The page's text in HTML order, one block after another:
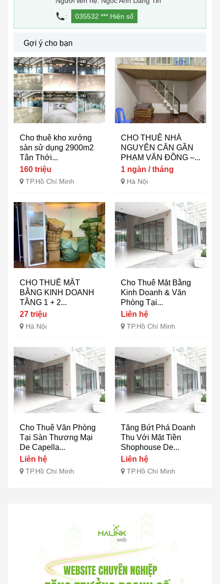
:
035532 *** Hiện số
Gợi ý cho bạn
Cho thuê kho xưởng
sàn sử dụng 2900m2
Tân Thới...
160 triệu
TP.Hồ Chí Minh
CHO THUÊ NHÀ
NGUYÊN CĂN GẦN
PHẠM VĂN ĐỒNG –...
1 ngàn / tháng
Hà Nội
CHO THUÊ MẶT
BẰNG KINH DOANH
TẦNG 1 + 2...
27 triệu
Hà Nội
Cho Thuê Mặt Bằng
Kinh Doanh & Văn
Phòng Tại...
Liên hệ
TP.Hồ Chí Minh
Cho Thuê Văn Phòng
Tại Sàn Thương Mại
De Capella...
Liên hệ
TP.Hồ Chí Minh
Tăng Bứt Phá Doanh
Thu Với Mặt Tiền
Shophouse De...
Liên hệ
TP.Hồ Chí Minh